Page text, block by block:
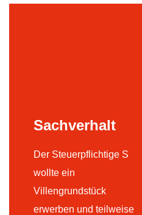
Sachverhalt
Der Steuerpflichtige S
wollte ein
Villengrundstück
erwerben und teilweise